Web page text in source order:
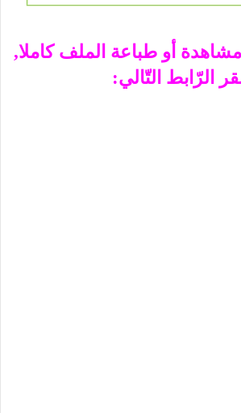
أو طباعة الملف كاملا,
الرّابط التّالي: